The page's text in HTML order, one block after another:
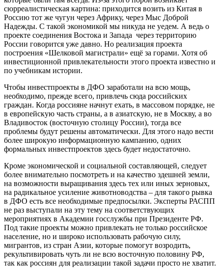
сюрреалистическая картина: приходится возить из Китая в
Россию тот же чугун через Африку, через Мыс Доброй
Надежды. С такой экономикой мы никуда не уедем. А ведь о
проекте соединения Востока и Запада через территорию
России говорится уже давно. Но реализация проекта
построения «Шелковой магистрали» ещё за горами. Хотя об
инвестиционной привлекательности этого проекта известно и
по учебникам истории.
Чтобы инвестпроекты в ДФО заработали на всю мощь,
необходимо, прежде всего, привлечь сюда российских
граждан. Когда россияне начнут ехать, в массовом порядке, не
в европейскую часть страны, а в азиатскую, не в Москву, а во
Владивосток (восточную столицу России), тогда все
проблемы будут решены автоматически. Для этого надо вести
более широкую информационную кампанию, одних
формальных инвестпроектов здесь будет недостаточно.
Кроме экономической и социальной составляющей, следует
более внимательно посмотреть и на качество здешней земли,
на возможности выращивания здесь тех или иных зерновых,
на радикальное усиление животноводства – для такого рывка
в ДФО есть все необходимые предпосылки. Эксперты РАСПП
не раз выступали на эту тему на соответствующих
мероприятиях в Академии госслужбы при Президенте РФ.
Под такие проекты можно привлекать не только российское
население, но и широко использовать рабочую силу,
мигрантов, из стран Азии, которые помогут возродить,
рекультивировать чуть ли не всю восточную половину РФ,
так как россиян для реализации такой задачи просто не хватит.